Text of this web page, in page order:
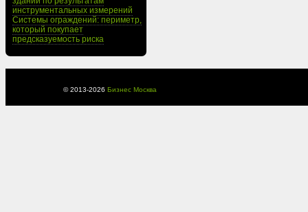
инструментальных измерений
Системы ограждений: периметр,
который покупает
предсказуемость риска
© 2013-2026 Бизнес Москва